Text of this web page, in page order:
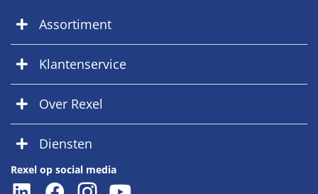
Assortiment
Klantenservice
Over Rexel
Diensten
Rexel op social media